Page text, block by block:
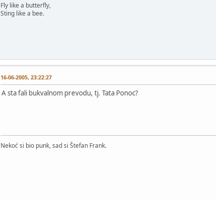
Fly like a butterfly,
Sting like a bee.
16-06-2005, 23:22:27
A sta fali bukvalnom prevodu, tj. Tata Ponoc?
Nekoć si bio punk, sad si Štefan Frank.